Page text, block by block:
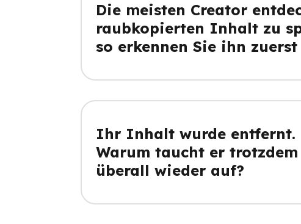
Die meisten Creator
raubkopierten Inhalt zu
so erkennen Sie ihn zuerst
Ihr Inhalt wurde entfernt.
Warum taucht er trotzdem
überall wieder auf?